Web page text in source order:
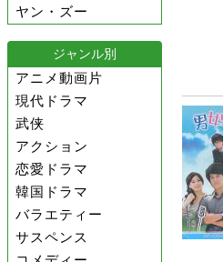
ヤン・ズー
ジャンル別
アニメ動画片
現代ドラマ
武侠
アクション
恋愛ドラマ
韓国ドラマ
バラエティー
サスペンス